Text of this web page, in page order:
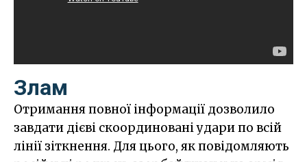
Злам
Отримання повної інформації дозволило
завдати дієві скоординовані удари по всій
лінії зіткнення. Для цього, як повідомляють